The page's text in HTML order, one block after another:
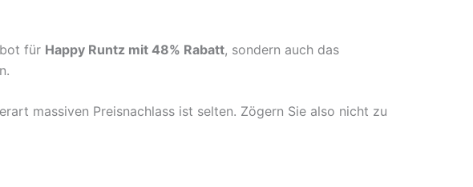
für Happy Runtz mit 48% Rabatt, sondern auch das
massiven Preisnachlass ist selten. Zögern Sie also nicht zu